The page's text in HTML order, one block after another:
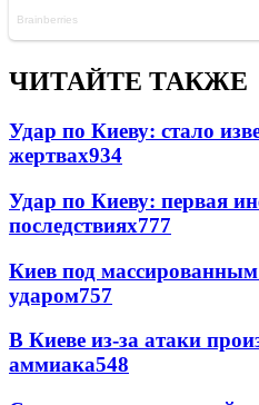
ЧИТАЙТЕ ТАКЖЕ
Удар по Киеву: стало
жертвах934
Удар по Киеву: первая
последствиях777
Киев под
ударом757
В Киеве из-за атаки
аммиака548